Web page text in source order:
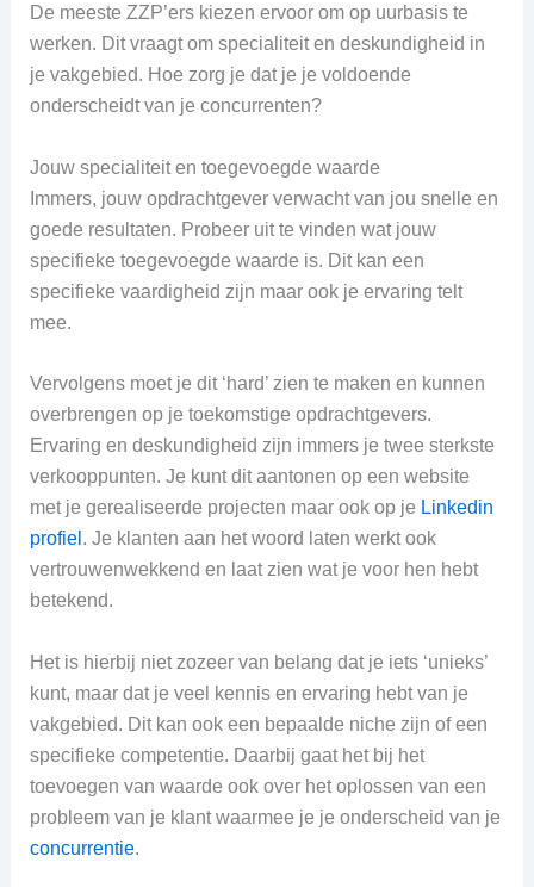
De meeste ZZP’ers kiezen ervoor om op uurbasis te
werken. Dit vraagt om specialiteit en deskundigheid in
je vakgebied. Hoe zorg je dat je je voldoende
onderscheidt van je concurrenten?
Jouw specialiteit en toegevoegde waarde
Immers, jouw opdrachtgever verwacht van jou snelle en
goede resultaten. Probeer uit te vinden wat jouw
specifieke toegevoegde waarde is. Dit kan een
specifieke vaardigheid zijn maar ook je ervaring telt
mee.
Vervolgens moet je dit ‘hard’ zien te maken en kunnen
overbrengen op je toekomstige opdrachtgevers.
Ervaring en deskundigheid zijn immers je twee sterkste
verkooppunten. Je kunt dit aantonen op een website
met je gerealiseerde projecten maar ook op je Linkedin
profiel . Je klanten aan het woord laten werkt ook
vertrouwenwekkend en laat zien wat je voor hen hebt
betekend.
Het is hierbij niet zozeer van belang dat je iets ‘unieks’
kunt, maar dat je veel kennis en ervaring hebt van je
vakgebied. Dit kan ook een bepaalde niche zijn of een
specifieke competentie. Daarbij gaat het bij het
toevoegen van waarde ook over het oplossen van een
probleem van je klant waarmee je je onderscheid van je
concurrentie.